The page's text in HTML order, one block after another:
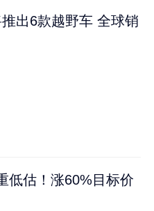
出6款越野车 全球销
低估！涨60%目标价